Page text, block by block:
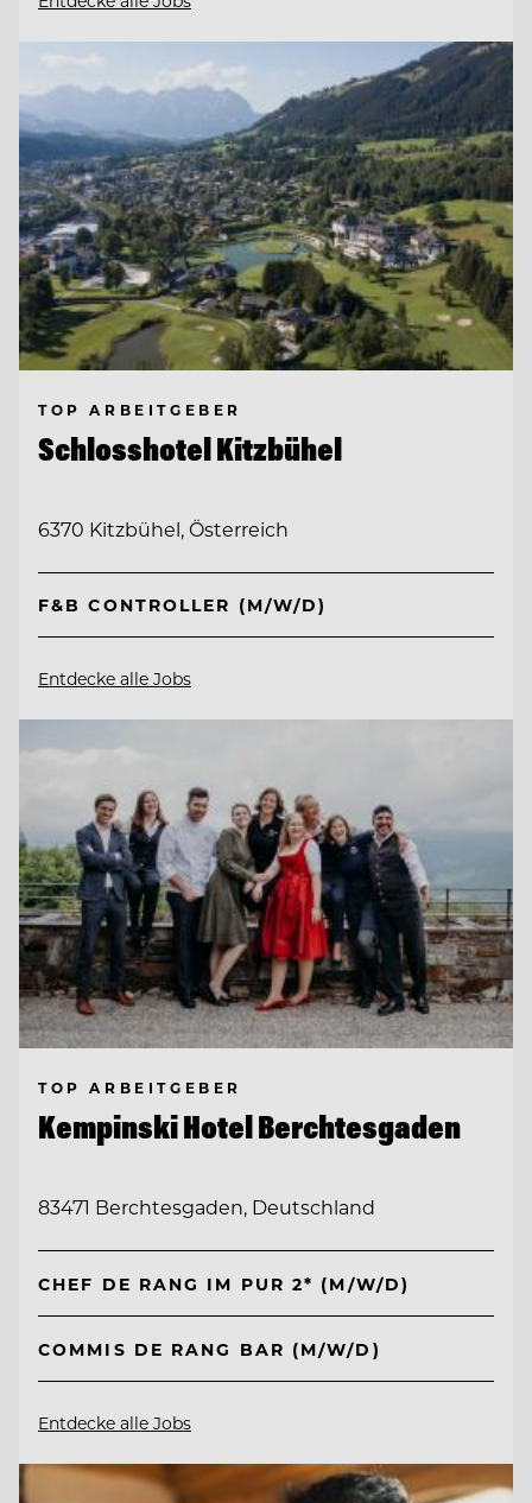
TOP ARBEITGEBER
Schlosshotel Kitzbühel
6370 Kitzbühel, Österreich
F&B CONTROLLER (M/W/D)
Entdecke alle Jobs
TOP ARBEITGEBER
Kempinski Hotel Berchtesgaden
83471 Berchtesgaden, Deutschland
CHEF DE RANG IM PUR 2* (M/W/D)
COMMIS DE RANG BAR (M/W/D)
Entdecke alle Jobs